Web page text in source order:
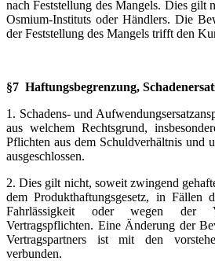
nach Feststellung des Mangels. Dies gilt
Osmium-Instituts oder Händlers. Die
der Feststellung des Mangels trifft den
§7 Haftungsbegrenzung,
1. Schadens- und
aus welchem Rechtsgrund,
Pflichten aus dem Schuldverhältnis und
ausgeschlossen.
2. Dies gilt nicht, soweit zwingend
dem Produkthaftungsgesetz, in Fällen
Fahrlässigkeit oder wegen der
Vertragspflichten. Eine Änderung der
Vertragspartners ist mit den
verbunden.